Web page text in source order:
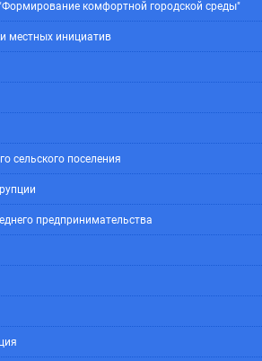
комфортной городской среды"
местных инициатив
сельского поселения
предпринимательства